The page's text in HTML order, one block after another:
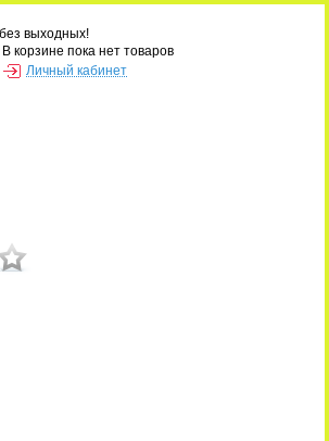
выходных!
В корзине пока нет товаров
Личный кабинет